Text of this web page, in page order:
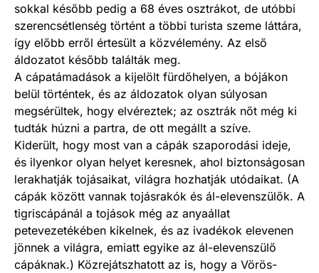
sokkal később pedig a 68 éves osztrákot, de utóbbi
szerencsétlenség történt a többi turista szeme láttára,
így előbb erről értesült a közvélemény. Az első
áldozatot később találták meg.
A cápatámadások a kijelölt fürdőhelyen, a bójákon
belül történtek, és az áldozatok olyan súlyosan
megsérültek, hogy elvéreztek; az osztrák nőt még ki
tudták húzni a partra, de ott megállt a szíve.
Kiderült, hogy most van a cápák szaporodási ideje,
és ilyenkor olyan helyet keresnek, ahol biztonságosan
lerakhatják tojásaikat, világra hozhatják utódaikat. (A
cápák között vannak tojásrakók és ál-elevenszülők. A
tigriscápánál a tojások még az anyaállat
petevezetékében kikelnek, és az ivadékok elevenen
jönnek a világra, emiatt egyike az ál-elevenszülő
cápáknak.) Közrejátszhatott az is, hogy a Vörös-